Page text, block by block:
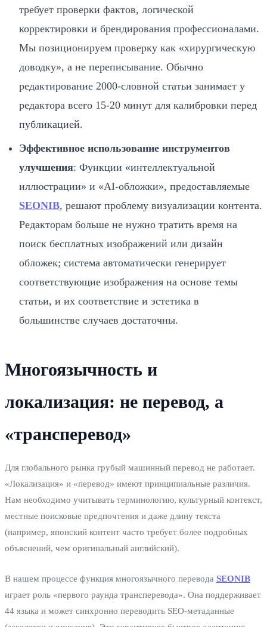
требует проверки фактов, логической
корректировки и брендирования профессионалами.
Мы позиционируем проверку как «хирургическую
доводку», а не переписывание. Обычно
редактирование 2000-словной статьи занимает у
редактора всего 15-20 минут для калибровки перед
публикацией.
Эффективное использование инструментов
улучшения: Функции «интеллектуальной
иллюстрации» и «AI-обложки», предоставляемые
SEONIB, решают проблему визуализации контента.
Редакторам больше не нужно тратить время на
поиск бесплатных изображений или дизайн
обложек; система автоматически генерирует
соответствующие изображения на основе темы
статьи, и их соответствие и эстетика в
большинстве случаев достаточны.
Многоязычность и
локализация: не перевод, а
«трансперевод»
Для глобального рынка грубый машинный перевод не работает.
«Локализация» и «перевод» имеют принципиальные различия.
Нам необходимо учитывать терминологию, культурный контекст,
местные поисковые предпочтения и даже длину текста
(например, японский контент часто требует более подробных
объяснений, чем оригинальный английский).
В нашем процессе функция многоязычного перевода SEONIB
играет роль «первого раунда трансперевода». Она поддерживает
44 языка и может синхронно переводить SEO-метаданные